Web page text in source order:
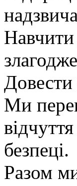
​Навчити
​Довести
​Ми
безпеці.
Разом